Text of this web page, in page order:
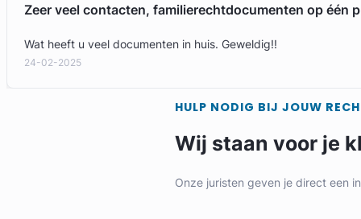
Zeer veel contacten, familierechtdocumenten op één
Wat heeft u veel documenten in huis. Geweldig!!
24-02-2025
HULP NODIG BIJ JOUW
Wij staan voor je
Onze juristen geven je direct een